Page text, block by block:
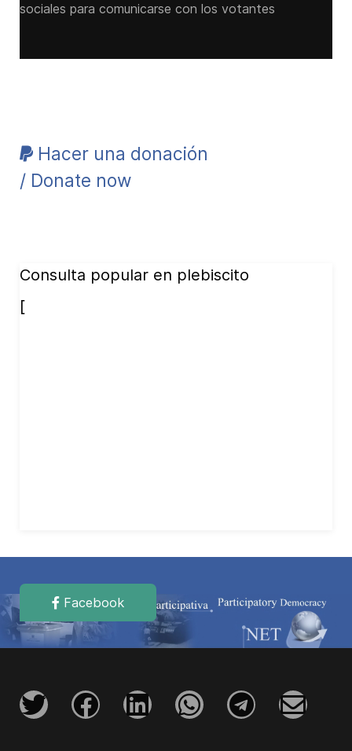
sociales para comunicarse con los votantes
Hacer una donación
/ Donate now
Consulta popular en plebiscito
[
Facebook